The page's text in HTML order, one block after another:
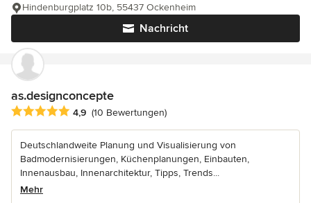
Nachricht
Hindenburgplatz 10b, 55437 Ockenheim
as.designconcepte
Durchschnittliche Bewertung: 4.9 von 5 Sternen
4,9 (10 Bewertungen)
Deutschlandweite Planung und Visualisierung von
Badmodernisierungen, Küchenplanungen, Einbauten,
Innenausbau, Innenarchitektur, Tipps, Trends...
Mehr